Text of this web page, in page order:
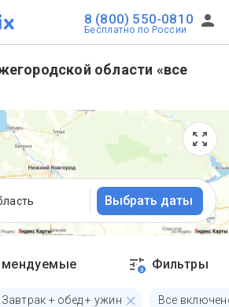
8 (800) 550-0810
Бесплатно по России
области «все
Выбрать даты
3 Фильтры
Завтрак + обед + ужин Все